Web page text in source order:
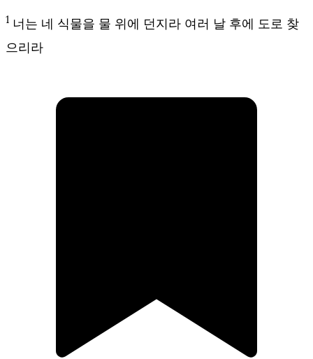
1 너는 네 식물을 물 위에 던지라 여러 날 후에 도로 찾
으리라